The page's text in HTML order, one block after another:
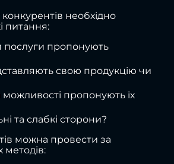
необхідно
питання:
послуги пропонують
свою продукцію чи
можливості пропонують їх
та слабкі сторони?
можна провести за
методів: